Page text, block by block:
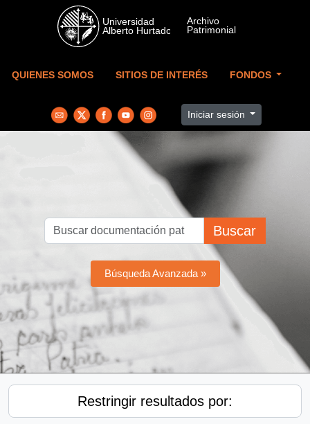
Skip to main content
QUIENES SOMOS SITIOS DE INTERÉS FONDOS
Iniciar sesión
Buscar
Búsqueda Avanzada »
Restringir resultados por: